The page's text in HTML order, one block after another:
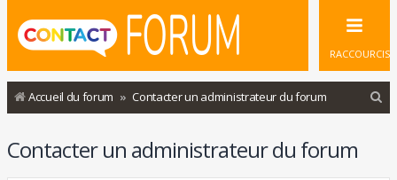
RACCOURCIS
Accueil du forum Contacter un administrateur du forum
Contacter un administrateur du forum